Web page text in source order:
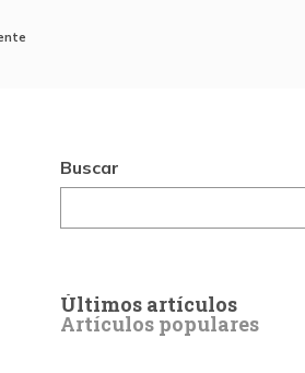
Buscar
Últimos artículos
Artículos populares